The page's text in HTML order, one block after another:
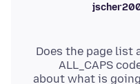
Does the page list
ALL_CAPS
about what is